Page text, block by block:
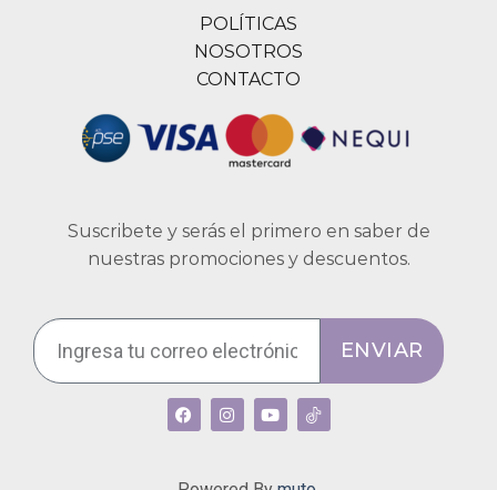
POLÍTICAS
NOSOTROS
CONTACTO
Suscribete y serás el primero en saber de
nuestras promociones y descuentos.
ENVIAR